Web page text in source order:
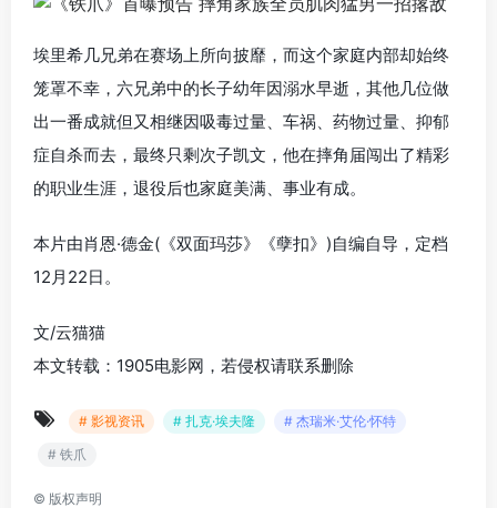
埃里希几兄弟在赛场上所向披靡，而这个家庭内部却始终
笼罩不幸，六兄弟中的长子幼年因溺水早逝，其他几位做
出一番成就但又相继因吸毒过量、车祸、药物过量、抑郁
症自杀而去，最终只剩次子凯文，他在摔角届闯出了精彩
的职业生涯，退役后也家庭美满、事业有成。
本片由肖恩·德金(《双面玛莎》《孽扣》)自编自导，定档
12月22日。
文/云猫猫
本文转载：1905电影网，若侵权请联系删除
# 影视资讯 # 扎克·埃夫隆
# 杰瑞米·艾伦·怀特
# 铁爪
© 版权声明